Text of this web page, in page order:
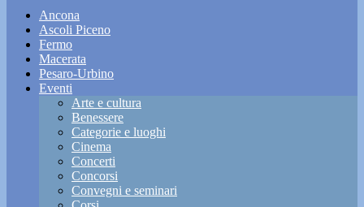
Ancona
Ascoli Piceno
Fermo
Macerata
Pesaro-Urbino
Eventi
Arte e cultura
Benessere
Categorie e luoghi
Cinema
Concerti
Concorsi
Convegni e seminari